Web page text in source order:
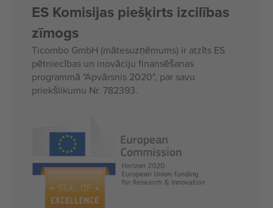
ES Komisijas piešķirts izcilības
zīmogs
Ticombo GmbH (mātesuzņēmums) ir atzīts ES
pētniecības un inovāciju finansēšanas
programmā "Apvārsnis 2020", par savu
priekšlikumu Nr. 782393.